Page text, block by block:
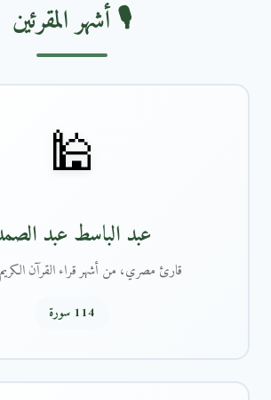
🎙️ أشهر المقرئين
🕌
عبد الباسط عبد
قارئ مصري، من أشهر قراء القرآن الكريم
114 سورة